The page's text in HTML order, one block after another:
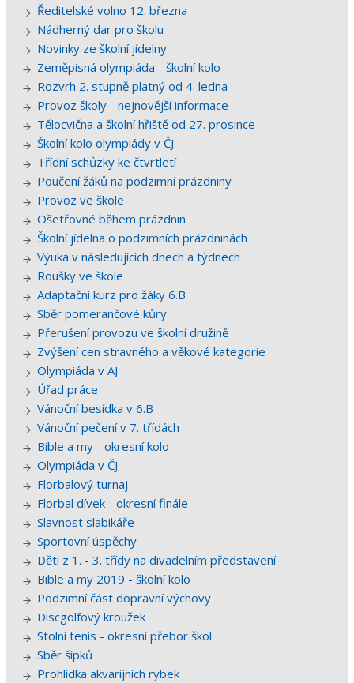
Ředitelské volno 12. března
Nádherný dar pro školu
Novinky ze školní jídelny
Zeměpisná olympiáda - školní kolo
Rozvrh 2. stupně platný od 4. ledna
Provoz školy - nejnovější informace
Tělocvična a školní hřiště od 27. prosince
Školní kolo olympiády v ČJ
Třídní schůzky ke čtvrtletí
Poučení žáků na podzimní prázdniny
Provoz ve škole
Ošetřovné během prázdnin
Školní jídelna o podzimních prázdninách
Výuka v následujících dnech a týdnech
Roušky ve škole
Adaptační kurz pro žáky 6.B
Sběr pomerančové kůry
Přerušení provozu ve školní družině
Zvýšení cen stravného a věkové kategorie
Olympiáda v AJ
Úřad práce
Vánoční besídka v 6.B
Vánoční pečení v 7. třídách
Bible a my - okresní kolo
Olympiáda v ČJ
Florbalový turnaj
Florbal dívek - okresní finále
Slavnost slabikáře
Sportovní úspěchy
Děti z 1. - 3. třídy na divadelním představení
Bible a my 2019 - školní kolo
Podzimní část dopravní výchovy
Discgolfový kroužek
Stolní tenis - okresní přebor škol
Sběr šípků
Prohlídka akvarijních rybek